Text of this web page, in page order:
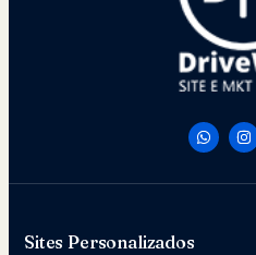
Sites Personalizados